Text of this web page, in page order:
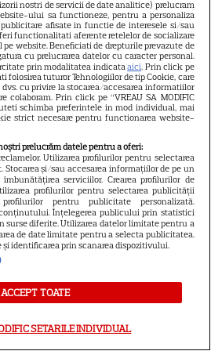
Libertatea
pentru femei
GSP
mondene
Avantaje
Elle
Unica
practice
NE PE
– Toate Drepturile rezervate
nostri de servicii de date analitice) prelucram
ului sa functioneze, pentru a personaliza
afisate in functie de interesele si/sau
functionalitati aferente retelelor de socializare
website. Beneficiati de drepturile prevazute de
cu prelucrarea datelor cu caracter personal.
prin modalitatea indicataaici. Prin click pe
folosirea tuturor Tehnologiilor de tip Cookie, care
cu privire la stocarea/accesarea informatiilor
colaboram. Prin click pe “VREAU SA MODIFIC
schimba preferintele in mod individual, mai
strict necesare pentru functionarea website-
prelucrăm datele pentru a oferi:
Utilizarea profilurilor pentru selectarea
și/sau accesarea informațiilor de pe un
îmbunătățirea serviciilor. Crearea profilurilor de
profilurilor pentru selectarea publicității
profilurilor pentru publicitate personalizată.
Înțelegerea publicului prin statistici
surse diferite. Utilizarea datelor limitate pentru a
de date limitate pentru a selecta publicitatea.
și identificarea prin scanarea dispozitivului.
ACCEPT TOATE
SETARILE INDIVIDUAL